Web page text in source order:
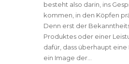
besteht also darin, ins
kommen, in den Köpfen
Denn erst der
Produktes oder einer
dafür, dass überhaupt eine
ein Image der...